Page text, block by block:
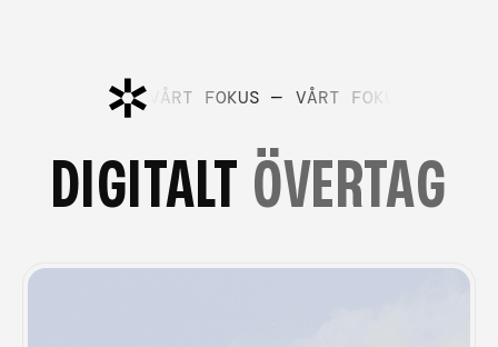
VÅRT FOKUS — VÅRT FOKUS — VÅRT FOKUS —
DIGITALT ÖVERTAG